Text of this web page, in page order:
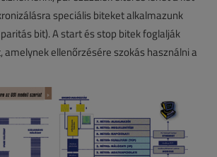
speciális biteket alkalmazunk
bit). A start és stop bitek foglalják
ellenőrzésére szokás használni a